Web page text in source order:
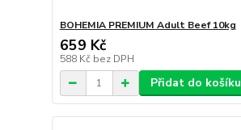
BOHEMIA PREMIUM Adult Beef 10kg
659 Kč
588 Kč bez DPH
Přidat do košíku